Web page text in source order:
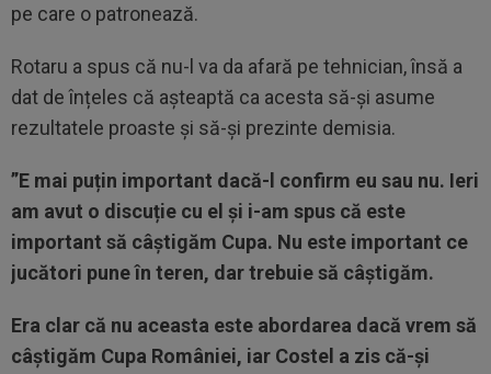
pe care o patronează.
Rotaru a spus că nu-l va da afară pe tehnician, însă a
dat de înțeles că așteaptă ca acesta să-și asume
rezultatele proaste și să-și prezinte demisia.
”E mai puțin important dacă-l confirm eu sau nu. Ieri
am avut o discuție cu el și i-am spus că este
important să câștigăm Cupa. Nu este important ce
jucători pune în teren, dar trebuie să câștigăm.
Era clar că nu aceasta este abordarea dacă vrem să
câștigăm Cupa României, iar Costel a zis că-și